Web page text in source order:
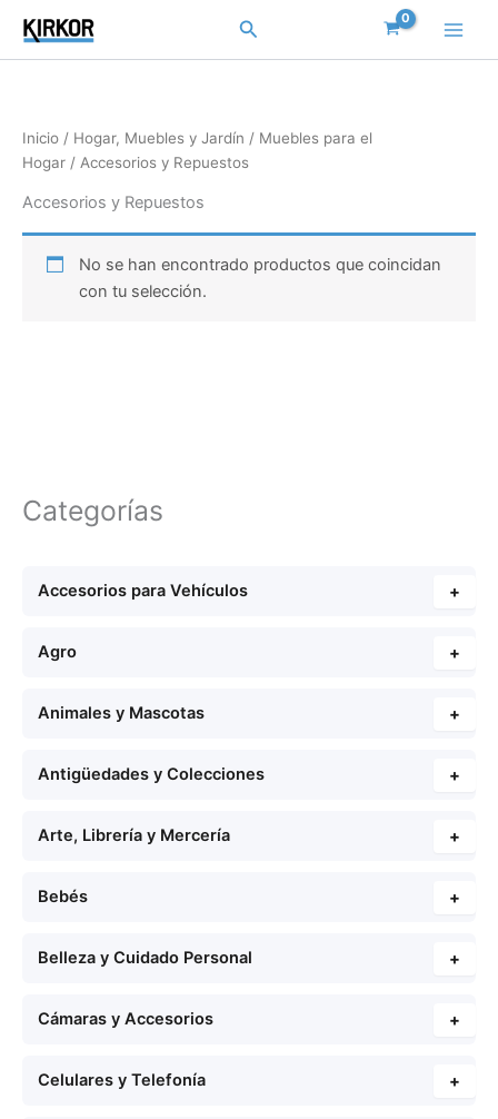
contenido
Buscar
Categorías
Accesorios para Vehículos +
Agro +
Animales y Mascotas +
Antigüedades y Colecciones +
Arte, Librería y Mercería +
Bebés +
Belleza y Cuidado Personal +
Cámaras y Accesorios +
Celulares y Telefonía +
Inicio / Hogar, Muebles y Jardín / Muebles para el
Hogar / Accesorios y Repuestos
Accesorios y Repuestos
No se han encontrado productos que coincidan
con tu selección.